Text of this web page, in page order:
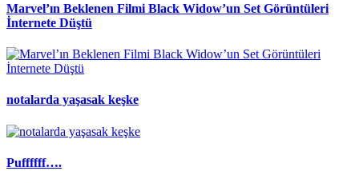
Marvel’ın Beklenen Filmi Black Widow’un Set Görüntüleri
İnternete Düştü
notalarda yaşasak keşke
Puffffff….